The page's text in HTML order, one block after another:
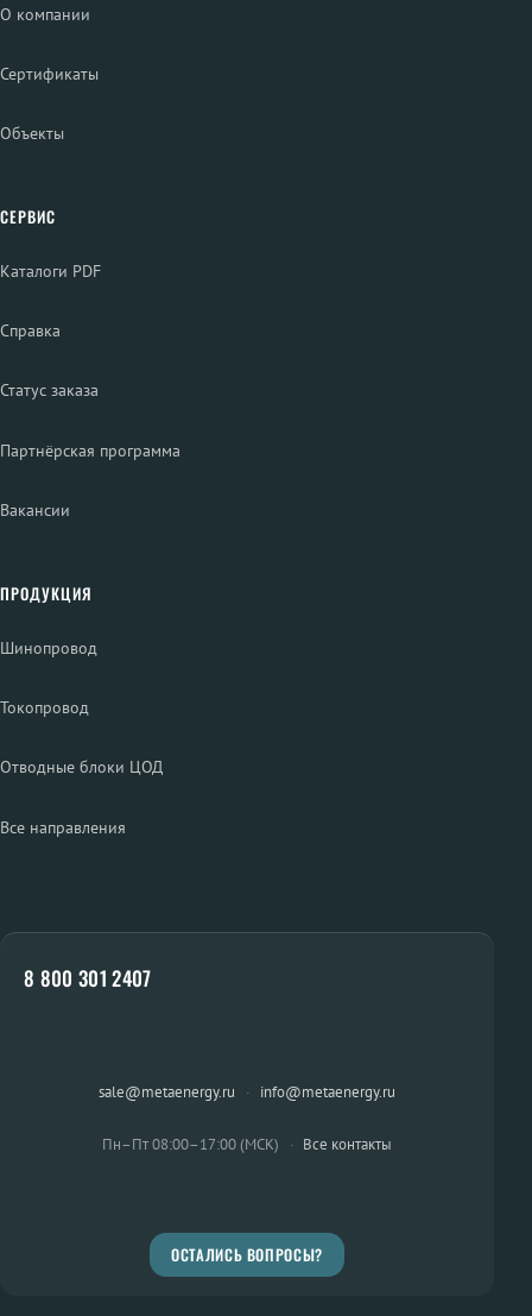
О компании
Сертификаты
Объекты
СЕРВИС
Каталоги PDF
Справка
Статус заказа
Партнёрская программа
Вакансии
ПРОДУКЦИЯ
Шинопровод
Токопровод
Отводные блоки ЦОД
Все направления
8 800 301 2407
sale@metaenergy.ru · info@metaenergy.ru
Пн–Пт 08:00–17:00 (МСК) · Все контакты
ОСТАЛИСЬ ВОПРОСЫ?